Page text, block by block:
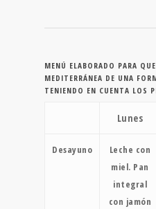
MENÚ ELABORADO PARA
MEDITERRÁNEA DE UNA
TENIENDO EN CUENTA LOS
Lunes
Desayuno
Leche con
miel. Pan
integral
con jamón